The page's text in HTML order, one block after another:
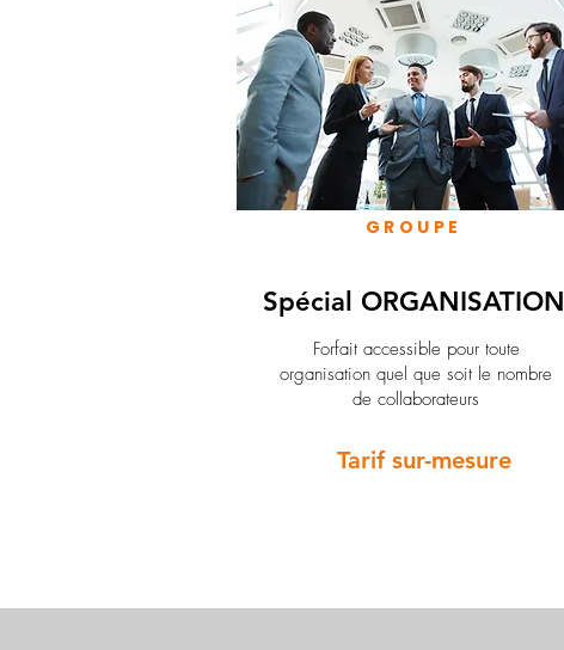
GROUPE
Spécial ORGANISATION
Forfait accessible pour toute
organisation quel que soit le nombre
de collaborateurs
Tarif sur-mesure